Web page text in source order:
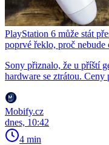
PlayStation 6 může stát
poprvé řeklo, proč nebude
Sony přiznalo, že u příští
hardware se ztrátou. Ceny
Mobify.cz
dnes, 10:42
4 min